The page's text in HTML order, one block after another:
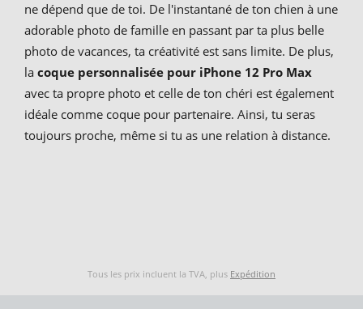
ne dépend que de toi. De l'instantané de ton chien à une
adorable photo de famille en passant par ta plus belle
photo de vacances, ta créativité est sans limite. De plus,
la coque personnalisée pour iPhone 12 Pro Max
avec ta propre photo et celle de ton chéri est également
idéale comme coque pour partenaire. Ainsi, tu seras
toujours proche, même si tu as une relation à distance.
Tous les prix incluent la TVA, plus Expédition